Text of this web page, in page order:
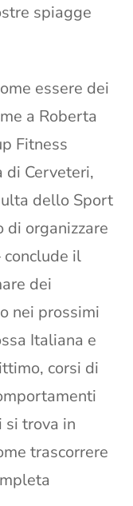
spiagge
essere dei
a Roberta
Fitness
di Cerveteri,
dello Sport
di organizzare
il
dei
nei prossimi
Italiana e
corsi di
si trova in
trascorrere